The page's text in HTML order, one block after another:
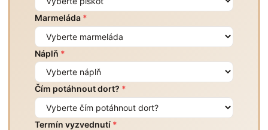
Marmeláda *
Náplň *
Čím potáhnout dort? *
Termín vyzvednutí *